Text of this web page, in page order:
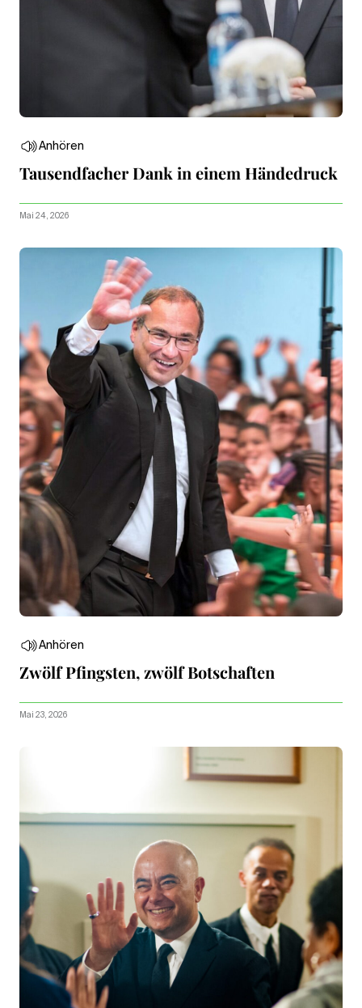
Anhören
Tausendfacher Dank in einem Händedruck
Mai 24, 2026
Anhören
Zwölf Pfingsten, zwölf Botschaften
Mai 23, 2026